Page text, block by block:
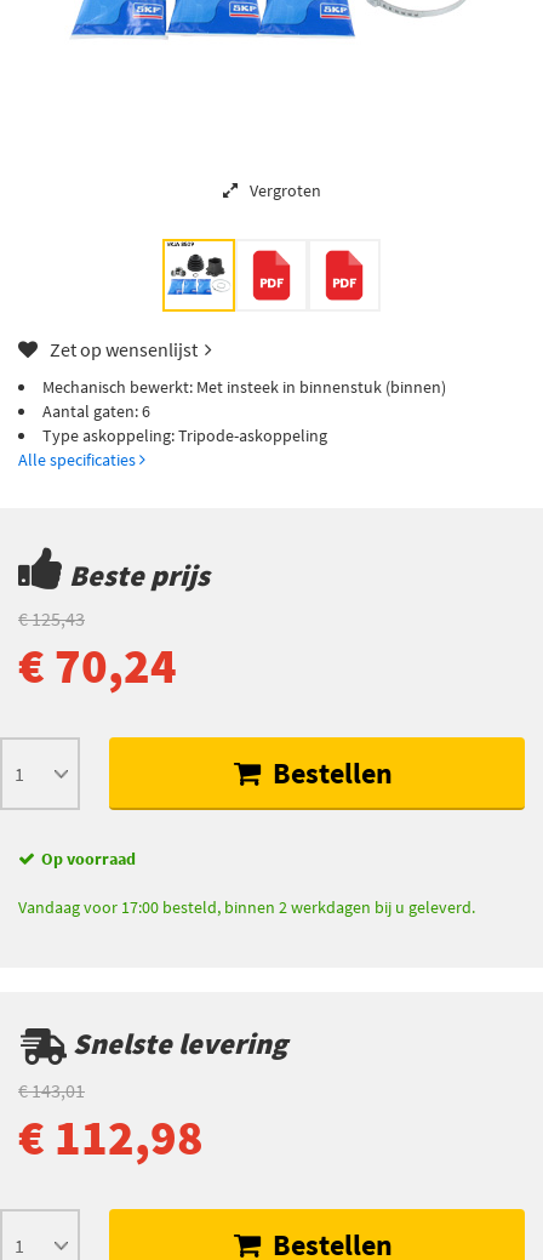
Vergroten
Zet op wensenlijst
Mechanisch bewerkt: Met insteek in binnenstuk (binnen)
Aantal gaten: 6
Type askoppeling: Tripode-askoppeling
Alle specificaties
Beste prijs
€ 125,43
€ 70,24
Bestellen
Op voorraad
Vandaag voor 17:00 besteld, binnen 2 werkdagen bij u geleverd.
Snelste levering
€ 143,01
€ 112,98
Bestellen